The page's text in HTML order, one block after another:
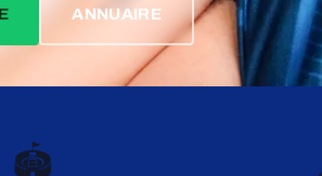
ANNUAIRE
🏟️